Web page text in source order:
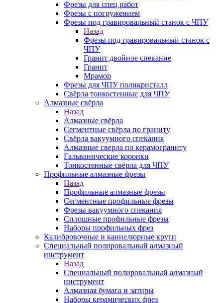
Фрезы для спец работ
Фрезы с погружением
Фрезы под гравировальный станок с ЧПУ
Назад
Фрезы под гравировальный станок с
ЧПУ
Гранит двойное спекание
Гранит
Мрамор
Фрезы для ЧПУ поликристалл
Свёрла тонкостенные для ЧПУ
Алмазные свёрла
Назад
Алмазные свёрла
Сегментные свёрла по граниту
Свёрла вакуумного спекания
Алмазные сверла по керамограниту
Гальванические коронки
Тонкостенные свёрла для ЧПУ
Профильные алмазные фрезы
Назад
Профильные алмазные фрезы
Сегментные профильные фрезы
Фрезы вакуумного спекания
Сплошные профильные фрезы
Наборы профильных фрез
Калибровочные и каннелюрные круги
Специальный полировальный алмазный
инструмент
Назад
Специальный полировальный алмазный
инструмент
Алмазная бумага и затиры
Наборы керамических фрез